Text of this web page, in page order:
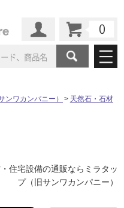
リ
）・トイレ
客様訪問インタビュー
京ショールーム
ワカンパニー）
天然石・石材
住宅設備の通販ならミラタッ
プ（旧サンワカンパニー）